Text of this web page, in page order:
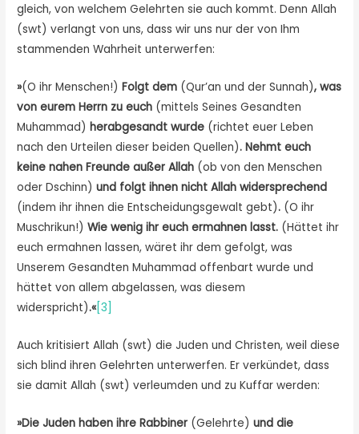
gleich, von welchem Gelehrten sie auch kommt. Denn Allah
(swt) verlangt von uns, dass wir uns nur der von Ihm
stammenden Wahrheit unterwerfen:
»(O ihr Menschen!)Folgt dem (Qur’an und der Sunnah), was
von eurem Herrn zu euch (mittels Seines Gesandten
Muhammad)herabgesandt wurde (richtet euer Leben
nach den Urteilen dieser beiden Quellen). Nehmt euch
keine nahen Freunde außer Allah (ob von den Menschen
oder Dschinn) und folgt ihnen nicht Allah widersprechend
(indem ihr ihnen die Entscheidungsgewalt gebt). (O ihr
Muschrikun!) Wie wenig ihr euch ermahnen lasst. (Hättet ihr
euch ermahnen lassen, wäret ihr dem gefolgt, was
Unserem Gesandten Muhammad offenbart wurde und
hättet von allem abgelassen, was diesem
widerspricht).«[3]
Auch kritisiert Allah (swt) die Juden und Christen, weil diese
sich blind ihren Gelehrten unterwerfen. Er verkündet, dass
sie damit Allah (swt) verleumden und zu Kuffar werden:
»Die Juden haben ihre Rabbiner (Gelehrte) und die